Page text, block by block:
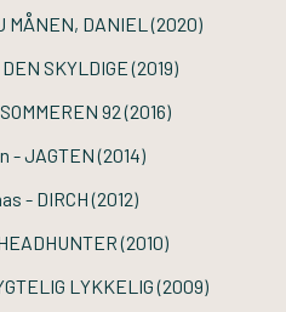
MÅNEN, DANIEL (2020)
DEN SKYLDIGE(2019)
SOMMEREN 92(2016)
-JAGTEN(2014)
- DIRCH(2012)
(2010)
LYKKELIG(2009)